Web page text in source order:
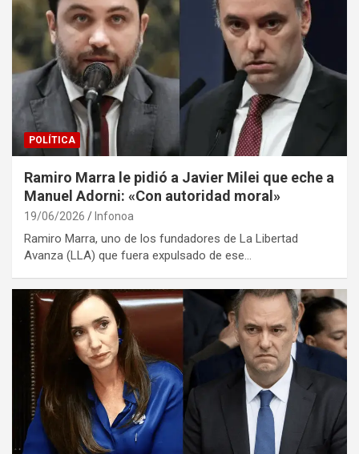
POLÍTICA
Ramiro Marra le pidió a Javier Milei que eche a
Manuel Adorni: «Con autoridad moral»
19/06/2026 Infonoa
Ramiro Marra, uno de los fundadores de La Libertad
Avanza (LLA) que fuera expulsado de ese…